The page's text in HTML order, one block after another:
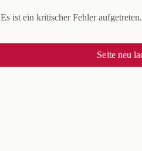
Es ist ein kritischer Fehler
Seite neu